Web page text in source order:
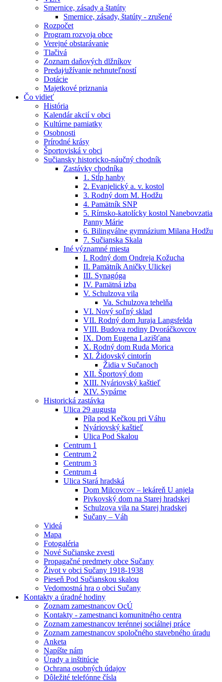
Smernice, zásady a štatúty
Smernice, zásady, štatúty - zrušené
Rozpočet
Program rozvoja obce
Verejné obstarávanie
Tlačivá
Zoznam daňových dlžníkov
Predaj⁄užívanie nehnuteľností
Dotácie
Majetkové priznania
Čo vidieť
História
Kalendár akcií v obci
Kultúrne pamiatky
Osobnosti
Prírodné krásy
Športoviská v obci
Sučiansky historicko-náučný chodník
Zastávky chodníka
1. Stĺp hanby
2. Evanjelický a. v. kostol
3. Rodný dom M. Hodžu
4. Pamätník SNP
5. Rímsko-katolícky kostol Nanebovzatia
Panny Márie
6. Bilingválne gymnázium Milana Hodžu
7. Sučianska Skala
Iné významné miesta
I. Rodný dom Ondreja Kožucha
II. Pamätník Aničky Ulickej
III. Synagóga
IV. Pamätná izba
V. Schulzova vila
Va. Schulzova tehelňa
VI. Nový soľný sklad
VII. Rodný dom Juraja Langsfelda
VIII. Budova rodiny Dvoráčkovcov
IX. Dom Eugena Lazišťana
X. Rodný dom Ruda Morica
XI. Židovský cintorín
Židia v Sučanoch
XII. Športový dom
XIII. Nyáriovský kaštieľ
XIV. Sypárne
Historická zastávka
Ulica 29 augusta
Píla pod Kečkou pri Váhu
Nyáriovský kaštieľ
Ulica Pod Skalou
Centrum 1
Centrum 2
Centrum 3
Centrum 4
Ulica Stará hradská
Dom Milcovcov – lekáreň U anjela
Pivkovský dom na Starej hradskej
Schulzova vila na Starej hradskej
Sučany – Váh
Videá
Mapa
Fotogaléria
Nové Sučianske zvesti
Propagačné predmety obce Sučany
Život v obci Sučany 1918-1938
Pieseň Pod Sučianskou skalou
Vedomostná hra o obci Sučany
Kontakty a úradné hodiny
Zoznam zamestnancov OcÚ
Kontakty - zamestnanci komunitného centra
Zoznam zamestnancov terénnej sociálnej práce
Zoznam zamestnancov spoločného stavebného úradu
Anketa
Napíšte nám
Úrady a inštitúcie
Ochrana osobných údajov
Dôležité telefónne čísla